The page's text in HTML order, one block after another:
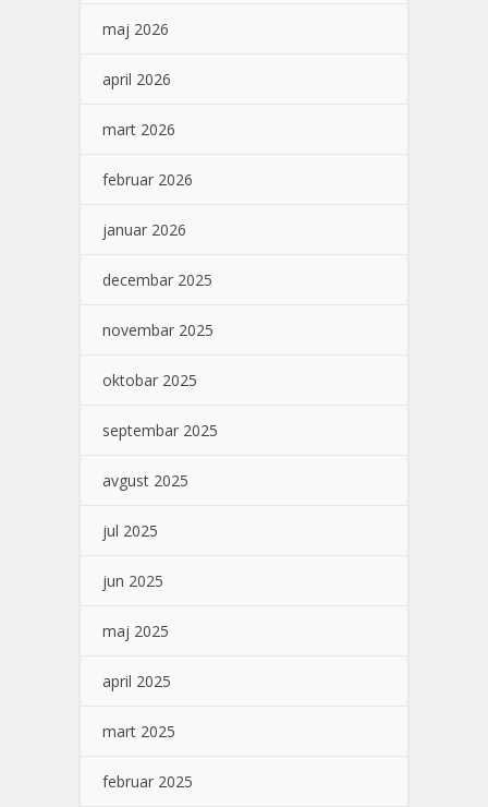
maj 2026
april 2026
mart 2026
februar 2026
januar 2026
decembar 2025
novembar 2025
oktobar 2025
septembar 2025
avgust 2025
jul 2025
jun 2025
maj 2025
april 2025
mart 2025
februar 2025